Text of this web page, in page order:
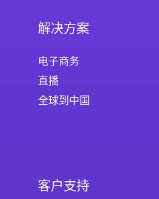
解决方案
电子商务
直播
全球到中国
客户支持